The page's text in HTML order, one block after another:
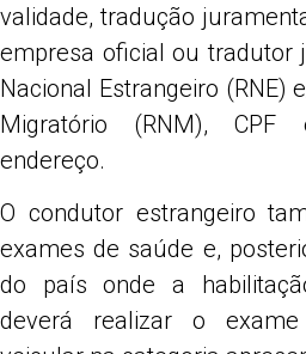
validade, tradução
empresa oficial ou tradutor
Nacional Estrangeiro (RNE)
Migratório (RNM),
endereço.
O condutor estrangeiro
exames de saúde e,
do país onde a
deverá realizar o